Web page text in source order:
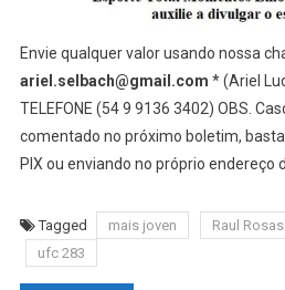
Envie qualquer valor usando nossa
ariel.selbach@gmail.com * (Ariel
TELEFONE (54 9 9136 3402) OBS.
comentado no próximo boletim,
PIX ou enviando no próprio endereço
Tagged mais joven Raul
ufc 283